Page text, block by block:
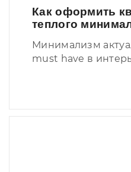
Как оформить
теплого
Минимализм
must have в